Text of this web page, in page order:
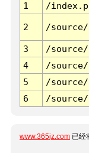
1
/
2 /
3 /
4
/
5
/
6
/
www.365jz.com 已经